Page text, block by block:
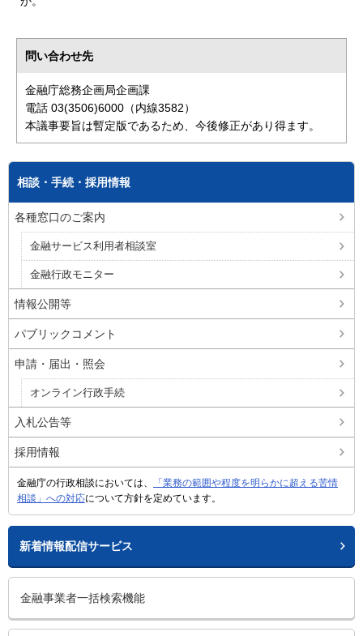
問い合わせ先
金融庁総務企画局企画課
電話 03(3506)6000（内線3582）
本議事要旨は暫定版であるため、今後修正があり得ます。
相談・手続・採用情報
各種窓口のご案内
金融サービス利用者相談室
金融行政モニター
情報公開等
パブリックコメント
申請・届出・照会
オンライン行政手続
入札公告等
採用情報
金融庁の行政相談においては、
「業務の範囲や程度を明らかに超える苦情
相談」への対応について方針を定めています。
新着情報配信サービス
金融事業者一括検索機能